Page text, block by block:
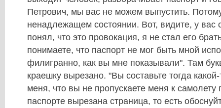
Петрович, мы вас не можем выпустить.
ненадлежащем состоянии. Вот, видите, у вас
понял, что это провокация, я не стал его
понимаете, что паспорт не мог быть мной
филигранно, как вы мне показывали". Там
краешку вырезано. "Вы составьте тогда
меня, что вы не пропускаете меня к самолету
паспорте вырезана страница, то есть